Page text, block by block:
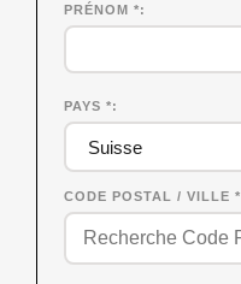
PRÉNOM *
PAYS *
CODE POSTAL / VILLE *